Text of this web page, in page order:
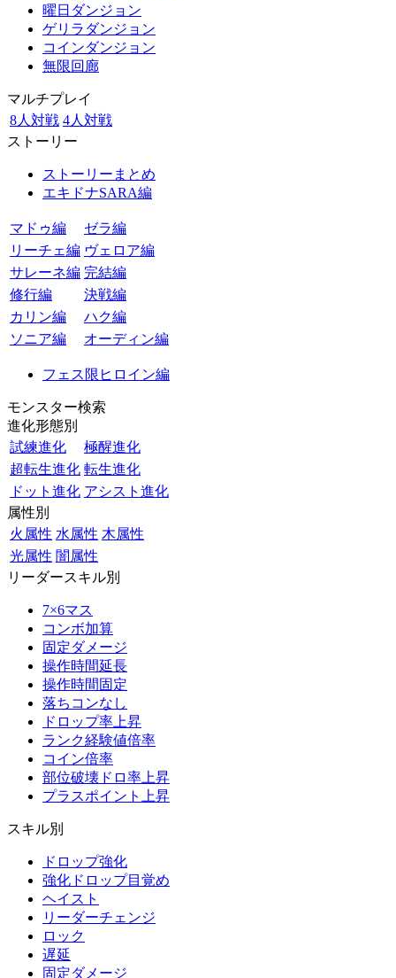
曜日ダンジョン
ゲリラダンジョン
コインダンジョン
無限回廊
マルチプレイ
8人対戦 4人対戦
ストーリー
ストーリーまとめ
エキドナSARA編
マドゥ編
ゼラ編
リーチェ編 ヴェロア編
サレーネ編 完結編
修行編
決戦編
カリン編
ハク編
ソニア編
オーディン編
フェス限ヒロイン編
モンスター検索
進化形態別
試練進化
極醒進化
超転生進化 転生進化
ドット進化 アシスト進化
属性別
火属性 水属性 木属性
光属性 闇属性
リーダースキル別
7×6マス
コンボ加算
固定ダメージ
操作時間延長
操作時間固定
落ちコンなし
ドロップ率上昇
ランク経験値倍率
コイン倍率
部位破壊ドロ率上昇
プラスポイント上昇
スキル別
ドロップ強化
強化ドロップ目覚め
ヘイスト
リーダーチェンジ
ロック
遅延
固定ダメージ